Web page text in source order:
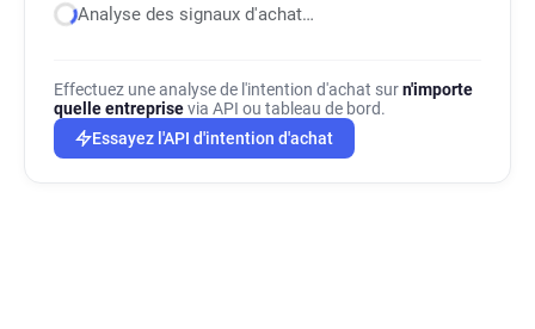
Analyse des signaux d'achat…
Effectuez une analyse de l'intention d'achat surn'importe
quelle entreprisevia API ou tableau de bord.
Essayez l'API d'intention d'achat